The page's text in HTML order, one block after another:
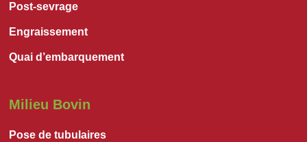
Post-sevrage
Engraissement
Quai d’embarquement
Milieu Bovin
Pose de tubulaires